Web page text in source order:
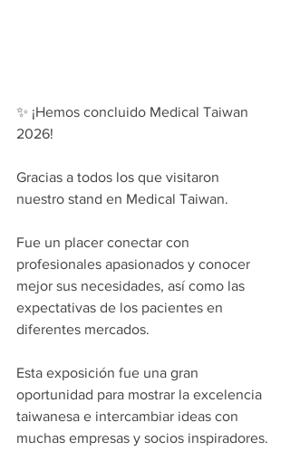
✨ ¡Hemos concluido Medical Taiwan
2026!
Gracias a todos los que visitaron
nuestro stand en Medical Taiwan.
Fue un placer conectar con
profesionales apasionados y conocer
mejor sus necesidades, así como las
expectativas de los pacientes en
diferentes mercados.
Esta exposición fue una gran
oportunidad para mostrar la excelencia
taiwanesa e intercambiar ideas con
muchas empresas y socios inspiradores.